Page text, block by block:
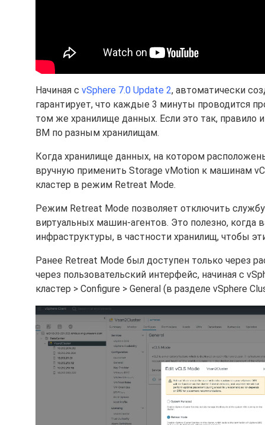
Начиная с vSphere 7.0 Update 2, автоматически
гарантирует, что каждые 3 минуты проводится
том же хранилище данных. Если это так, правило
ВМ по разным хранилищам.
Когда хранилище данных, на котором
вручную применить Storage vMotion к машинам
кластер в режим Retreat Mode.
Режим Retreat Mode позволяет отключить
виртуальных машин-агентов. Это полезно,
инфраструктуры, в частности хранилищ, чтобы
Ранее Retreat Mode был доступен только через
через пользовательский интерфейс, начиная с
кластер > Configure > General (в разделе vSphere